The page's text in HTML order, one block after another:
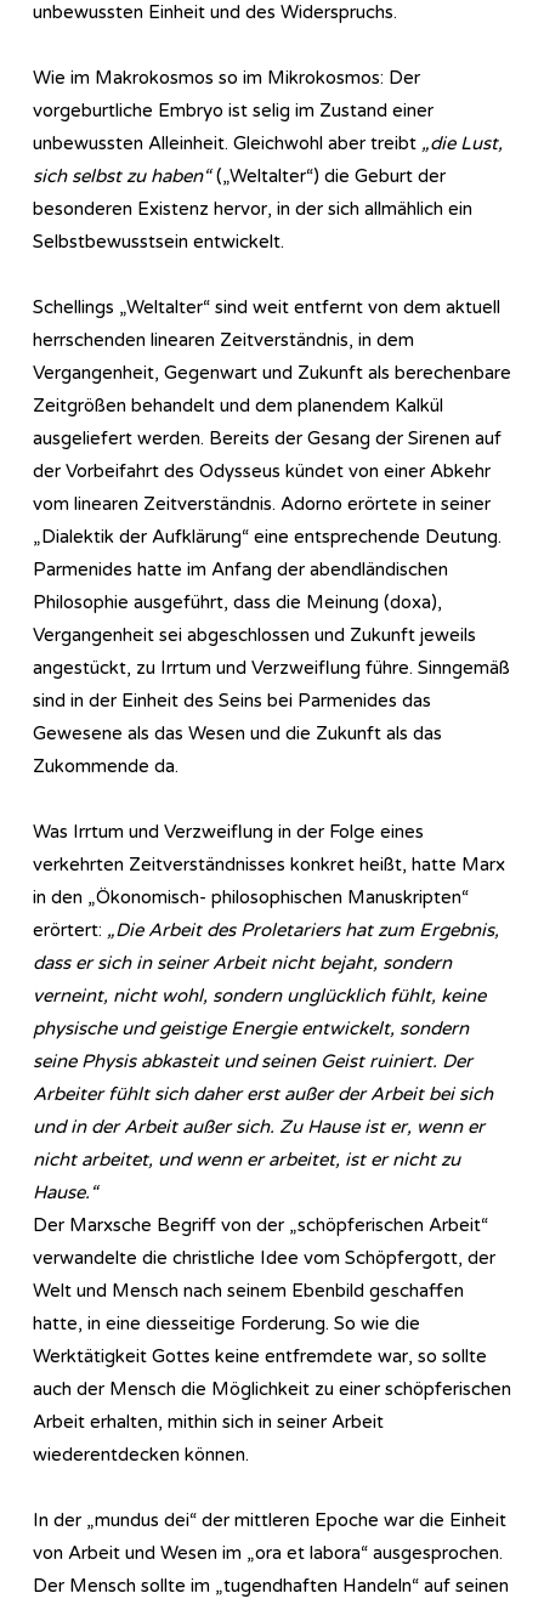
unbewussten Einheit und des Widerspruchs.
Wie im Makrokosmos so im Mikrokosmos: Der
vorgeburtliche Embryo ist selig im Zustand einer
unbewussten Alleinheit. Gleichwohl aber treibt „die Lust,
sich selbst zu haben“(„Weltalter“) die Geburt der
besonderen Existenz hervor, in der sich allmählich ein
Selbstbewusstsein entwickelt.
Schellings „Weltalter“ sind weit entfernt von dem aktuell
herrschenden linearen Zeitverständnis, in dem
Vergangenheit, Gegenwart und Zukunft als berechenbare
Zeitgrößen behandelt und dem planendem Kalkül
ausgeliefert werden. Bereits der Gesang der Sirenen auf
der Vorbeifahrt des Odysseus kündet von einer Abkehr
vom linearen Zeitverständnis. Adorno erörtete in seiner
„Dialektik der Aufklärung“ eine entsprechende Deutung.
Parmenides hatte im Anfang der abendländischen
Philosophie ausgeführt, dass die Meinung (doxa),
Vergangenheit sei abgeschlossen und Zukunft jeweils
angestückt, zu Irrtum und Verzweiflung führe. Sinngemäß
sind in der Einheit des Seins bei Parmenides das
Gewesene als das Wesen und die Zukunft als das
Zukommende da.
Was Irrtum und Verzweiflung in der Folge eines
verkehrten Zeitverständnisses konkret heißt, hatte Marx
in den „Ökonomisch- philosophischen Manuskripten“
erörtert: „Die Arbeit des Proletariers hat zum Ergebnis,
dass er sich in seiner Arbeit nicht bejaht, sondern
verneint, nicht wohl, sondern unglücklich fühlt, keine
physische und geistige Energie entwickelt, sondern
seine Physis abkasteit und seinen Geist ruiniert. Der
Arbeiter fühlt sich daher erst außer der Arbeit bei sich
und in der Arbeit außer sich. Zu Hause ist er, wenn er
nicht arbeitet, und wenn er arbeitet, ist er nicht zu
Hause.“
Der Marxsche Begriff von der „schöpferischen Arbeit“
verwandelte die christliche Idee vom Schöpfergott, der
Welt und Mensch nach seinem Ebenbild geschaffen
hatte, in eine diesseitige Forderung. So wie die
Werktätigkeit Gottes keine entfremdete war, so sollte
auch der Mensch die Möglichkeit zu einer schöpferischen
Arbeit erhalten, mithin sich in seiner Arbeit
wiederentdecken können.
In der „mundus dei“ der mittleren Epoche war die Einheit
von Arbeit und Wesen im „ora et labora“ ausgesprochen.
Der Mensch sollte im „tugendhaften Handeln“ auf seinen